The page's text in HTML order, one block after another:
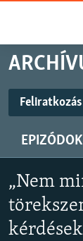
Ugrás
fő
oldalra
Ugrás
keresésre
AKTUÁLIS
ELEMZŐ
NER15
SZABADON
Feliratkozás
EPIZÓDOK
„Nem